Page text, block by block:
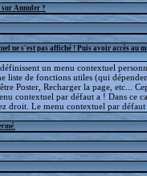
sur Annuler ?
ne s'est pas affiché ! Puis avoir accès au
un menu contextuel
liste de fonctions utiles (qui
Poster, Recharger la page, etc...
contextuel par défaut a ! Dans ce
droit. Le menu contextuel par